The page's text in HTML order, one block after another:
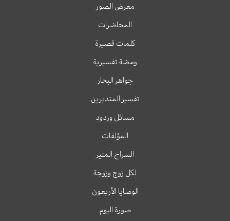
معرض الصور
المحاضرات
كلمات قصيرة
ومضة تفسيرية
جواهر البحار
تفسير المتدبرين
مسائل وردود
المؤلفات
السراج المنير
لكل زوج وزوجة
الوصايا الأربعون
صورة اليوم